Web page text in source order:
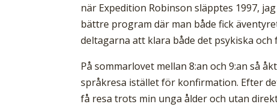
när Expedition Robinson släpptes 1997,
bättre program där man både fick
deltagarna att klara både det psykiska och
På sommarlovet mellan 8:an och 9:an så
språkresa istället för konfirmation. Efter
få resa trots min unga ålder och utan